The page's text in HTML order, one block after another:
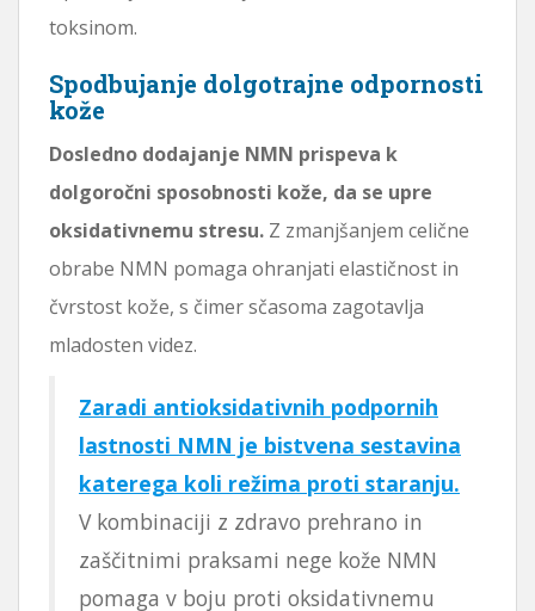
toksinom.
Spodbujanje dolgotrajne odpornosti
kože
Dosledno dodajanje NMN prispeva k
dolgoročni sposobnosti kože, da se upre
oksidativnemu stresu. Z zmanjšanjem celične
obrabe NMN pomaga ohranjati elastičnost in
čvrstost kože, s čimer sčasoma zagotavlja
mladosten videz.
Zaradi antioksidativnih podpornih
lastnosti NMN je bistvena sestavina
katerega koli režima proti staranju.
V kombinaciji z zdravo prehrano in
zaščitnimi praksami nege kože NMN
pomaga v boju proti oksidativnemu